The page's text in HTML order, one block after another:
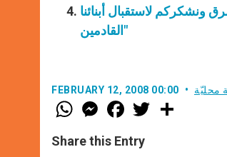
لاستقبال أبنائنا
القادمين"
FEBRUARY 12, 2008 00:00 محليّة
W
h
t
s
M
e
s
e
F
a
e
b
w
Share this Entry